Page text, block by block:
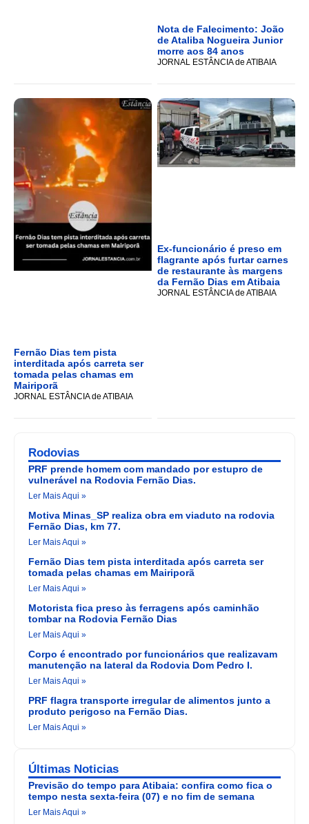
Nota de Falecimento: João
de Ataliba Nogueira Junior
morre aos 84 anos
JORNAL ESTÂNCIA de ATIBAIA
Fernão Dias tem pista
interditada após carreta ser
tomada pelas chamas em
Mairiporã
JORNAL ESTÂNCIA de ATIBAIA
Ex-funcionário é preso em
flagrante após furtar carnes
de restaurante às margens
da Fernão Dias em Atibaia
JORNAL ESTÂNCIA de ATIBAIA
Rodovias
PRF prende homem com mandado por estupro de
vulnerável na Rodovia Fernão Dias.
Ler Mais Aqui »
Motiva Minas_SP realiza obra em viaduto na rodovia
Fernão Dias, km 77.
Ler Mais Aqui »
Fernão Dias tem pista interditada após carreta ser
tomada pelas chamas em Mairiporã
Ler Mais Aqui »
Motorista fica preso às ferragens após caminhão
tombar na Rodovia Fernão Dias
Ler Mais Aqui »
Corpo é encontrado por funcionários que realizavam
manutenção na lateral da Rodovia Dom Pedro I.
Ler Mais Aqui »
PRF flagra transporte irregular de alimentos junto a
produto perigoso na Fernão Dias.
Ler Mais Aqui »
Últimas Noticias
Previsão do tempo para Atibaia: confira como fica o
tempo nesta sexta-feira (07) e no fim de semana
Ler Mais Aqui »